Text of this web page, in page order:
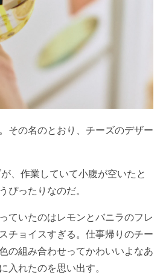
その名のとおり、チーズのデザー
、作業していて小腹が空いたと
ぴったりなのだ。
ていたのはレモンとバニラのフレ
チョイスすぎる。仕事帰りのチー
の組み合わせってかわいいよなあ
入れたのを思い出す。